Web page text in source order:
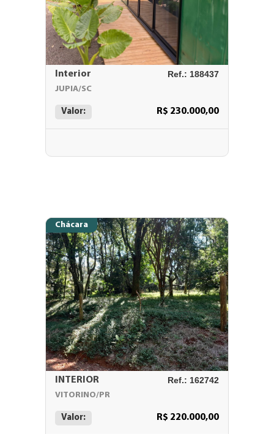
Interior Ref.: 188437
JUPIA/SC
Valor: R$ 230.000,00
Chácara
INTERIOR Ref.: 162742
VITORINO/PR
Valor: R$ 220.000,00